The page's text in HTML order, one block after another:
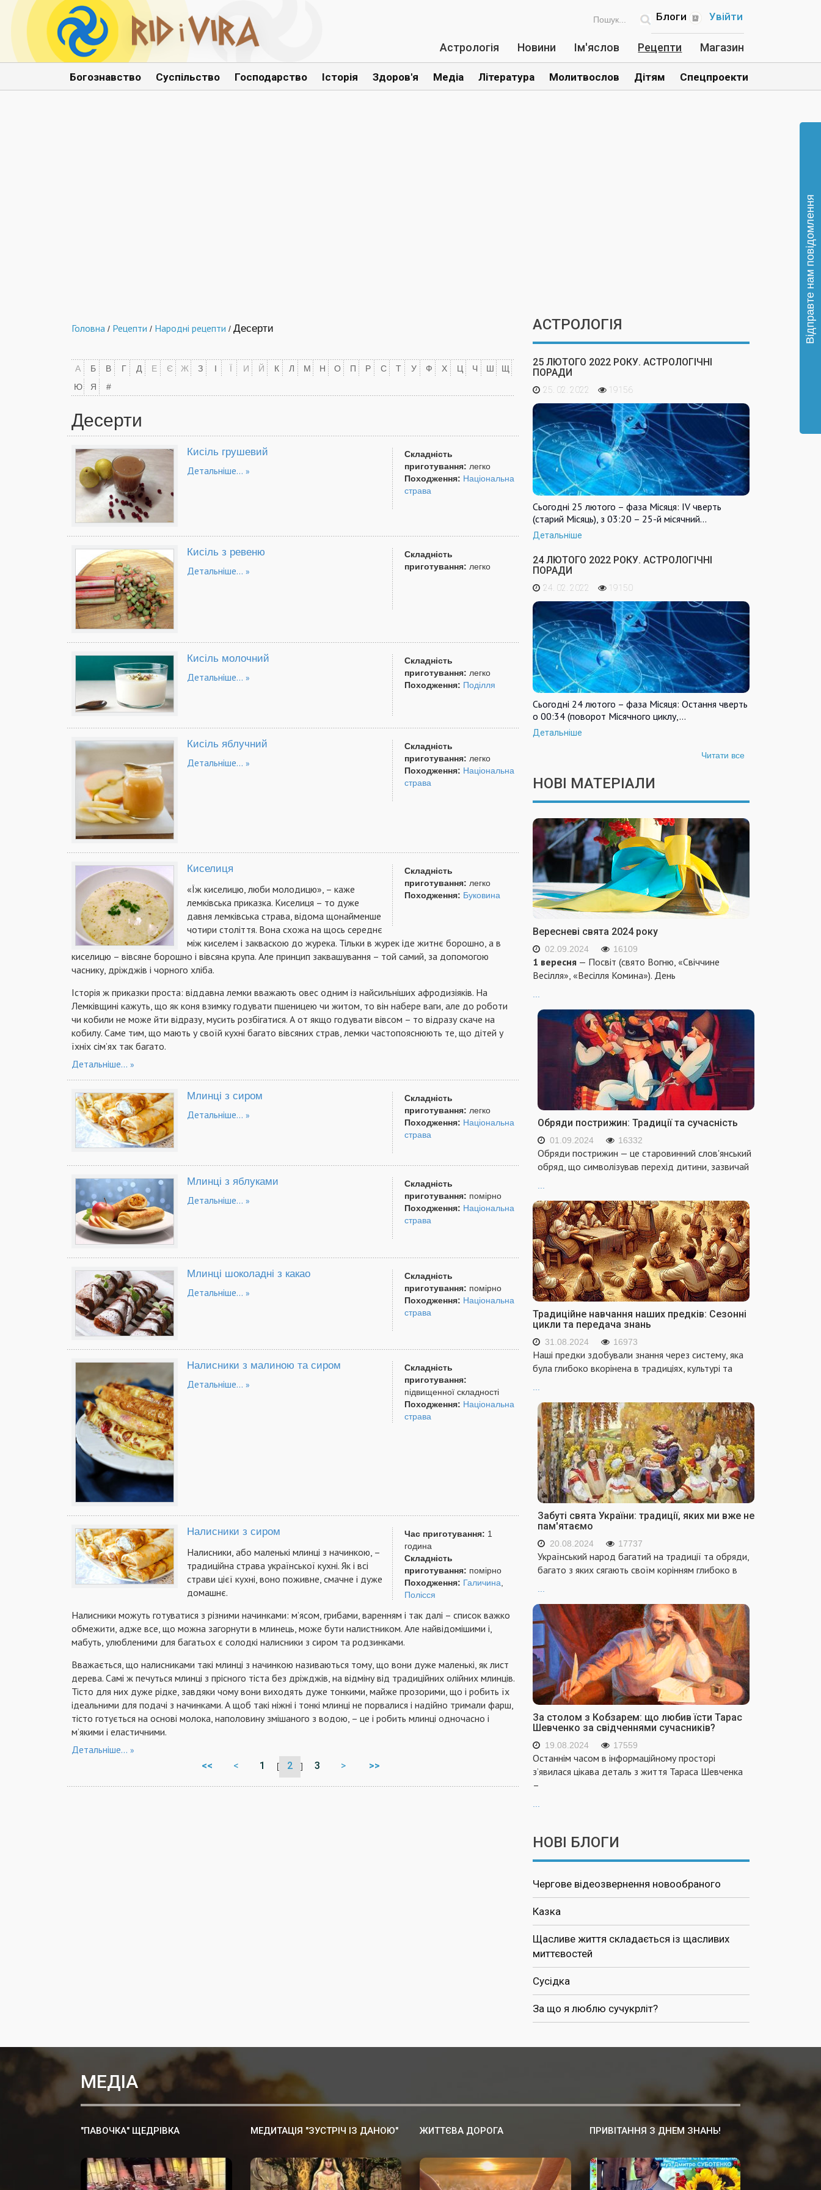
Увійти
Блоги
Астрологія Новини Ім'яслов Рецепти Магазин
Богознавство Суспільство Господарство Історія Здоров'я Медіа Література Молитвослов Дітям Спецпроекти
Головна / Рецепти / Народні рецепти / Десерти
А Б В Г Д Е Є Ж З І Ї И Й К Л М Н О П Р С Т У Ф Х Ц Ч Ш
Щ
Ю
Я #
Десерти
Складність
приготування: легко
Походження: Національна
страва
Кисіль грушевий
Детальніше...
Складність
приготування: легко
Кисіль з ревеню
Детальніше...
Складність
приготування: легко
Походження: Поділля
Кисіль молочний
Детальніше...
Складність
приготування: легко
Походження: Національна
страва
Кисіль яблучний
Детальніше...
Складність
приготування: легко
Походження: Буковина
Киселиця
«Їж киселицю, люби молодицю», – каже
лемківська приказка. Киселиця – то дуже
давня лемківська страва, відома щонайменше
чотири століття. Вона схожа на щось середнє
між киселем і закваскою до журека. Тільки в журек іде житнє борошно, а в
киселицю – вівсяне борошно і вівсяна крупа. Але принцип заквашування – той самий, за допомогою
часнику, дріжджів і чорного хліба.
Історія ж приказки проста: віддавна лемки вважають овес одним із найсильніших афродизіяків. На
Лемківщині кажуть, що як коня взимку годувати пшеницею чи житом, то він набере ваги, але до роботи
чи кобили не може йти відразу, мусить розбігатися. А от якщо годувати вівсом – то відразу скаче на
кобилу. Саме тим, що мають у своїй кухні багато вівсяних страв, лемки частопояснюють те, що дітей у
їхніх сім’ях так багато.
Детальніше...
Складність
приготування: легко
Походження: Національна
страва
Млинці з сиром
Детальніше...
Складність
приготування: помірно
Походження: Національна
страва
Млинці з яблуками
Детальніше...
Складність
приготування: помірно
Походження: Національна
страва
Млинці шоколадні з какао
Детальніше...
Складність
приготування:
підвищенної складності
Походження: Національна
страва
Налисники з малиною та сиром
Детальніше...
Час приготування: 1
година
Складність
приготування: помірно
Походження: Галичина
Полісся
Налисники з сиром
Налисники, або маленькі млинці з начинкою, –
традиційна страва української кухні. Як і всі
страви цієї кухні, воно поживне, смачне і дуже
домашнє.
Налисники можуть готуватися з різними начинками: м’ясом, грибами, варенням і так далі – список важко
обмежити, адже все, що можна загорнути в млинець, може бути налистником. Але найвідомішими і,
мабуть, улюбленими для багатьох є солодкі налисники з сиром та родзинками.
Вважається, що налисниками такі млинці з начинкою називаються тому, що вони дуже маленькі, як лист
дерева. Самі ж печуться млинці з прісного тіста без дріжджів, на відміну від традиційних олійних млинців.
Тісто для них дуже рідке, завдяки чому вони виходять дуже тонкими, майже прозорими, що і робить їх
ідеальними для подачі з начинками. А щоб такі ніжні і тонкі млинці не порвалися і надійно тримали фарш,
тісто готується на основі молока, наполовину змішаного з водою, – це і робить млинці одночасно і
м’якими і еластичними.
Детальніше...
<< < 1 [ 2 ] 3 > >>
АСТРОЛОГІЯ
25 ЛЮТОГО 2022 РОКУ. АСТРОЛОГІЧНІ
ПОРАДИ
25. 02. 2022 19156
Сьогодні 25 лютого – фаза Місяця: IV чверть
(старий Місяць), з 03:20 – 25-й місячний…
Детальніше
24 ЛЮТОГО 2022 РОКУ. АСТРОЛОГІЧНІ
ПОРАДИ
24. 02. 2022 19150
Сьогодні 24 лютого – фаза Місяця: Остання чверть
о 00:34 (поворот Місячного циклу,…
Детальніше
Читати все
НОВІ МАТЕРІАЛИ
Вересневі свята 2024 року
02.09.2024 16109
1 вересня — Посвіт (свято Вогню, «Свіччине
Весілля», «Весілля Комина»). День
...
Обряди пострижин: Традиції та сучасність
01.09.2024 16332
Обряди пострижин — це старовинний слов'янський
обряд, що символізував перехід дитини, зазвичай
...
Традиційне навчання наших предків: Сезонні
цикли та передача знань
31.08.2024 16973
Наші предки здобували знання через систему, яка
була глибоко вкорінена в традиціях, культурі та
...
Забуті свята України: традиції, яких ми вже не
пам'ятаємо
20.08.2024 17737
Український народ багатий на традиції та обряди,
багато з яких сягають своїм корінням глибоко в
...
За столом з Кобзарем: що любив їсти Тарас
Шевченко за свідченнями сучасників?
19.08.2024 17559
Останнім часом в інформаційному просторі
з’явилася цікава деталь з життя Тараса Шевченка
–
...
НОВІ БЛОГИ
Чергове відеозвернення новообраного
Казка
Щасливе життя складається із щасливих
миттєвостей
Сусідка
За що я люблю сучукрліт?
МЕДІА
"ПАВОЧКА" ЩЕДРІВКА МЕДИТАЦІЯ "ЗУСТРІЧ ІЗ ДАНОЮ" ЖИТТЄВА ДОРОГА ПРИВІТАННЯ З ДНЕМ ЗНАНЬ!
Відправте нам повідомлення